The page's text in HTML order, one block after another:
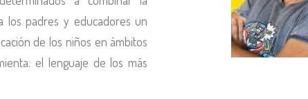
los padres y educadores un
de los niños en ámbitos
el lenguaje de los más